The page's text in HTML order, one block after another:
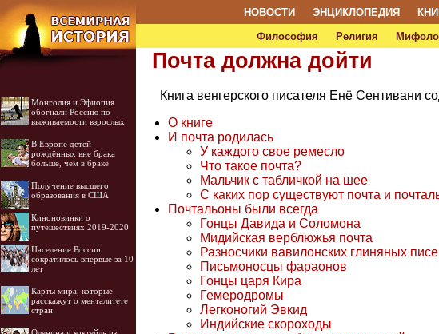
НОВОСТИ ЭНЦИКЛОПЕДИЯ
Философия
Религия
Монголия и Эфиопия
обогнали Россию по
выживаемости взрослых
В Европе детей
рождённых вне брака
больше, чем в браке
Получение высшего
образования в США
Киноновинки о
путешествиях 2019-2020
Население России
сократилось впервые за 10
лет
Карты мира, которые
расскажут о менталитете
стран
Почта должна дойти
Книга венгерского писателя Енё Сентивани
О книге
И почта родилась
У каждого свое ремесло
Что такое почта?
Мальчик с табличкой на шее
С каких пор существуют почта и
Почтальоны были всегда
Гонцы Давида и Соломона
Мидийская верблюжья почта
Разносчики вавилонских глиняных
Письмоносцы фараонов
Гонцы царя Кира
Гемеродромы
Легконогий Эвкид
Индийские скороходы